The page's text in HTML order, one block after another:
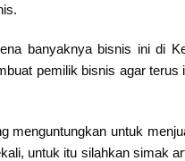
banyaknya bisnis ini di
pemilik bisnis agar terus
menguntungkan untuk
untuk itu silahkan simak